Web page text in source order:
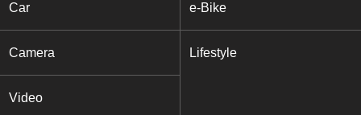
Car e-Bike
Camera Lifestyle
Video